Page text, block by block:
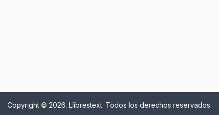
Copyright © 2026. Llibrestext. Todos los derechos reservados.